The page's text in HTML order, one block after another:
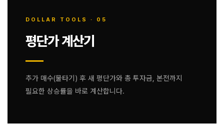
DOLLAR TOOLS · 05
평단가 계산기
추가 매수(물타기) 후 새 평단가와 총 투자금, 본전까지
필요한 상승률을 바로 계산합니다.